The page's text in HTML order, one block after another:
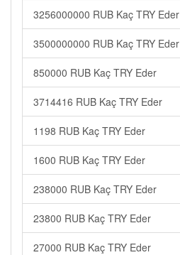
3256000000 RUB Kaç TRY Eder
3500000000 RUB Kaç TRY Eder
850000 RUB Kaç TRY Eder
3714416 RUB Kaç TRY Eder
1198 RUB Kaç TRY Eder
1600 RUB Kaç TRY Eder
238000 RUB Kaç TRY Eder
23800 RUB Kaç TRY Eder
27000 RUB Kaç TRY Eder